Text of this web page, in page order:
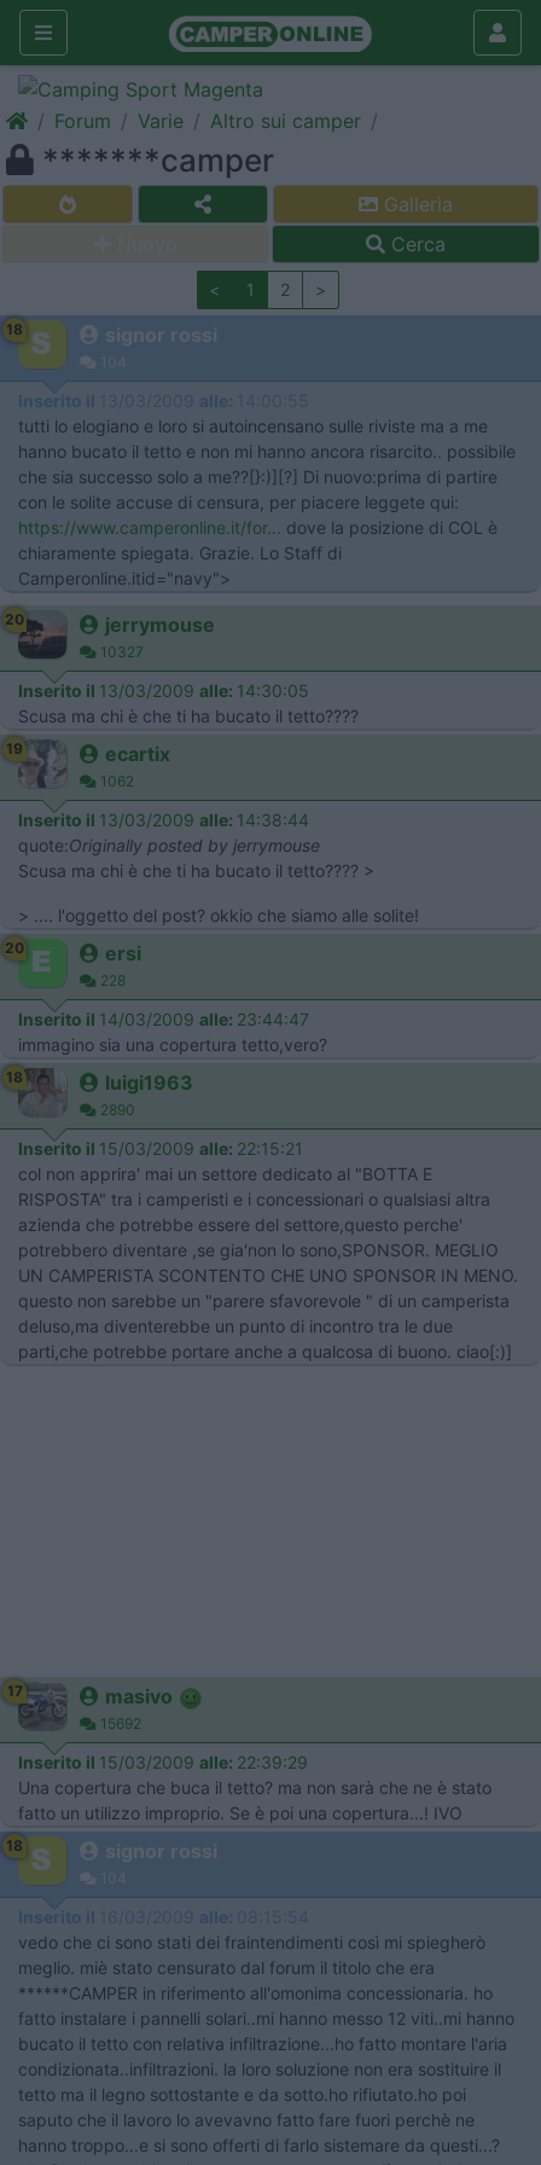
Forum Varie Altro sui camper
*******camper
Galleria
Cerca
< 1 2 >
18 signor rossi
104
Inserito il 13/03/2009 alle: 14:00:55
tutti lo elogiano e loro si autoincensano sulle riviste ma a me
hanno bucato il tetto e non mi hanno ancora risarcito.. possibile
che sia successo solo a me??[}:)][?] Di nuovo:prima di partire
con le solite accuse di censura, per piacere leggete qui:
https://www.camperonline.it/for... dove la posizione di COL è
chiaramente spiegata. Grazie. Lo Staff di
Camperonline.itid="navy">
20 jerrymouse
10327
Inserito il 13/03/2009 alle: 14:30:05
Scusa ma chi è che ti ha bucato il tetto????
19 ecartix
1062
Inserito il 13/03/2009 alle: 14:38:44
quote:Originally posted by jerrymouse
Scusa ma chi è che ti ha bucato il tetto???? >
> .... l'oggetto del post? okkio che siamo alle solite!
20 ersi
228
Inserito il 14/03/2009 alle: 23:44:47
immagino sia una copertura tetto,vero?
18 luigi1963
2890
Inserito il 15/03/2009 alle: 22:15:21
col non apprira' mai un settore dedicato al "BOTTA E
RISPOSTA" tra i camperisti e i concessionari o qualsiasi altra
azienda che potrebbe essere del settore,questo perche'
potrebbero diventare ,se gia'non lo sono,SPONSOR. MEGLIO
UN CAMPERISTA SCONTENTO CHE UNO SPONSOR IN MENO.
questo non sarebbe un "parere sfavorevole " di un camperista
deluso,ma diventerebbe un punto di incontro tra le due
parti,che potrebbe portare anche a qualcosa di buono. ciao[:)]
17 masivo
15692
Inserito il 15/03/2009 alle: 22:39:29
Una copertura che buca il tetto? ma non sarà che ne è stato
fatto un utilizzo improprio. Se è poi una copertura...! IVO
18 signor rossi
104
Inserito il 16/03/2009 alle: 08:15:54
vedo che ci sono stati dei fraintendimenti così mi spiegherò
meglio. miè stato censurato dal forum il titolo che era
******CAMPER in riferimento all'omonima concessionaria. ho
fatto instalare i pannelli solari..mi hanno messo 12 viti..mi hanno
bucato il tetto con relativa infiltrazione...ho fatto montare l'aria
condizionata..infiltrazioni. la loro soluzione non era sostituire il
tetto ma il legno sottostante e da sotto.ho rifiutato.ho poi
saputo che il lavoro lo avevavno fatto fare fuori perchè ne
hanno troppo...e si sono offerti di farlo sistemare da questi...?